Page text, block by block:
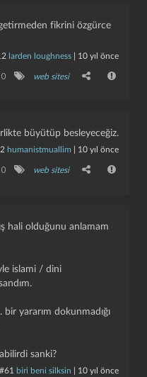
fikrini özgürce
larden loughness 10 yıl önce
0 web sitesi
büyütüp besleyeceğiz.
humanistmuallim 10 yıl önce
0 web sitesi
hali olduğunu anlamam
islami / dini
yararım dokunmadığı
sanki?
#61 biri beni silksin 10 yıl önce